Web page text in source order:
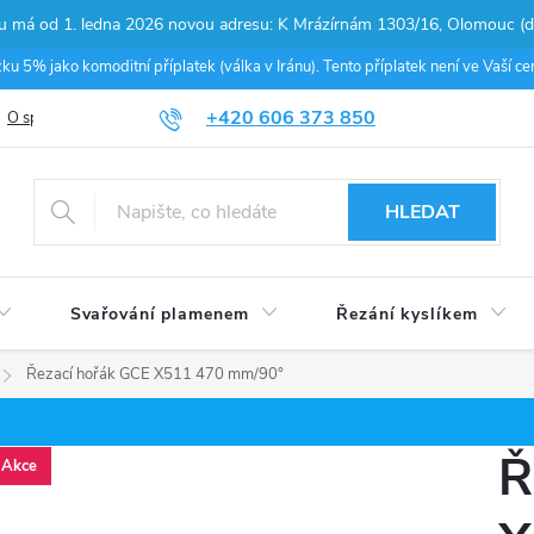
má od 1. ledna 2026 novou adresu: K Mrázírnám 1303/16, Olomouc
5% jako komoditní příplatek (válka v Iránu). Tento příplatek není ve Vaší
+420 606 373 850
O společnosti Podmínky ochrany osobních údajů
HLEDAT
Svařování plamenem Řezání kyslíkem
Řezací hořák GCE X511 470 mm/90°
Akce